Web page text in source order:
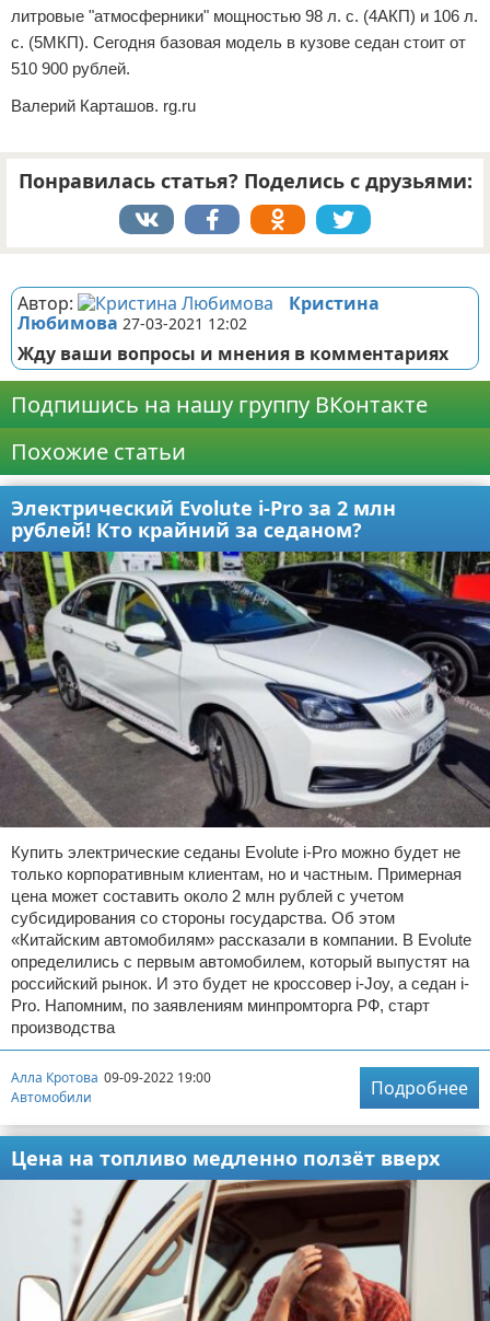
литровые "атмосферники" мощностью 98 л. с. (4АКП) и 106 л.
с. (5МКП). Сегодня базовая модель в кузове седан стоит от
510 900 рублей.
Валерий Карташов. rg.ru
Понравилась статья? Поделись с друзьями:
Автор:
Кристина
Любимова 27-03-2021 12:02
Жду ваши вопросы и мнения в комментариях
Подпишись на нашу группу ВКонтакте
Похожие статьи
Электрический Evolute i-Pro за 2 млн
рублей! Кто крайний за седаном?
Купить электрические седаны Evolute i-Pro можно будет не
только корпоративным клиентам, но и частным. Примерная
цена может составить около 2 млн рублей с учетом
субсидирования со стороны государства. Об этом
«Китайским автомобилям» рассказали в компании. В Evolute
определились с первым автомобилем, который выпустят на
российский рынок. И это будет не кроссовер i-Joy, а седан i-
Pro. Напомним, по заявлениям минпромторга РФ, старт
производства
Алла Кротова 09-09-2022 19:00
Автомобили
Подробнее
Цена на топливо медленно ползёт вверх